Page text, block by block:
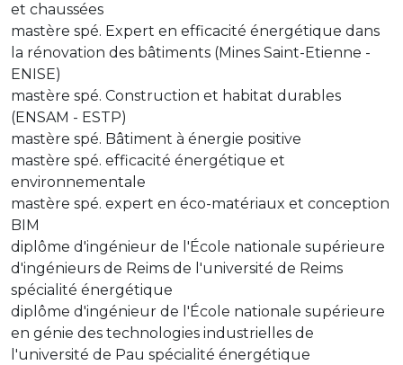
et chaussées
mastère spé. Expert en efficacité énergétique dans
la rénovation des bâtiments (Mines Saint-Etienne -
ENISE)
mastère spé. Construction et habitat durables
(ENSAM - ESTP)
mastère spé. Bâtiment à énergie positive
mastère spé. efficacité énergétique et
environnementale
mastère spé. expert en éco-matériaux et conception
BIM
diplôme d'ingénieur de l'École nationale supérieure
d'ingénieurs de Reims de l'université de Reims
spécialité énergétique
diplôme d'ingénieur de l'École nationale supérieure
en génie des technologies industrielles de
l'université de Pau spécialité énergétique